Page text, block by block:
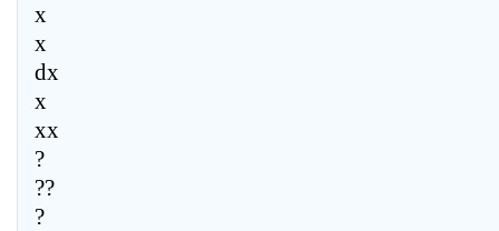
x
x
dx
x
xx
?
??
?